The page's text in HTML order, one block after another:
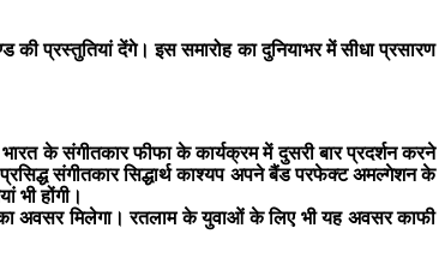
की प्रस्तुतियां देंगे। इस समारोह का दुनियाभर में सीधा प्रसारण
के संगीतकार फीफा के कार्यक्रम में दुसरी बार प्रदर्शन करने
संगीतकार सिद्धार्थ काश्यप अपने बैंड परफेक्ट अमल्गेशन के
भी होंगी।
का अवसर मिलेगा। रतलाम के युवाओं के लिए भी यह अवसर काफी